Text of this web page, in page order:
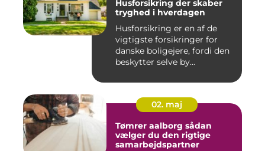
Husforsikring der skaber
tryghed i hverdagen
Husforsikring er en af de
vigtigste forsikringer for
danske boligejere, fordi den
beskytter selve by...
02. maj
Tømrer aalborg sådan
vælger du den rigtige
samarbejdspartner